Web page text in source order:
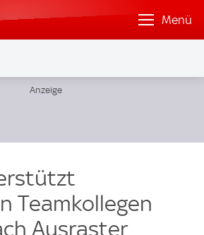
Menü
Teamkollegen
Ausraster